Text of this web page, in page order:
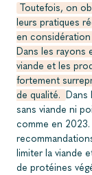
Toutefois, on
leurs pratiques
en considération
Dans les rayons
viande et les
fortement
de qualité.
sans viande ni
comme en
limiter la viande
de protéines